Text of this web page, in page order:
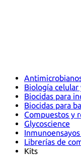
Biología
Biocidas para
Biocidas para
Compuestos y
Glycoscience
Librerías de
Kits